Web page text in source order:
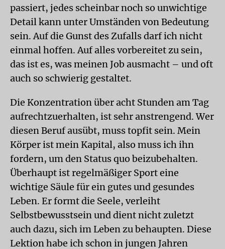
passiert, jedes scheinbar noch so unwichtige
Detail kann unter Umständen von Bedeutung
sein. Auf die Gunst des Zufalls darf ich nicht
einmal hoffen. Auf alles vorbereitet zu sein,
das ist es, was meinen Job ausmacht – und oft
auch so schwierig gestaltet.
Die Konzentration über acht Stunden am Tag
aufrechtzuerhalten, ist sehr anstrengend. Wer
diesen Beruf ausübt, muss topfit sein. Mein
Körper ist mein Kapital, also muss ich ihn
fordern, um den Status quo beizubehalten.
Überhaupt ist regelmäßiger Sport eine
wichtige Säule für ein gutes und gesundes
Leben. Er formt die Seele, verleiht
Selbstbewusstsein und dient nicht zuletzt
auch dazu, sich im Leben zu behaupten. Diese
Lektion habe ich schon in jungen Jahren